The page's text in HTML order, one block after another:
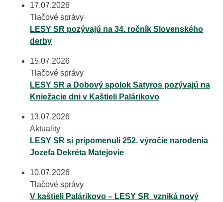
17.07.2026
Tlačové správy
LESY SR pozývajú na 34. ročník Slovenského
derby
15.07.2026
Tlačové správy
LESY SR a Dobový spolok Satyros pozývajú na
Kniežacie dni v Kaštieli Palárikovo
13.07.2026
Aktuality
LESY SR si pripomenuli 252. výročie narodenia
Jozefa Dekréta Matejovie
10.07.2026
Tlačové správy
V kaštieli Palárikovo – LESY SR vzniká nový